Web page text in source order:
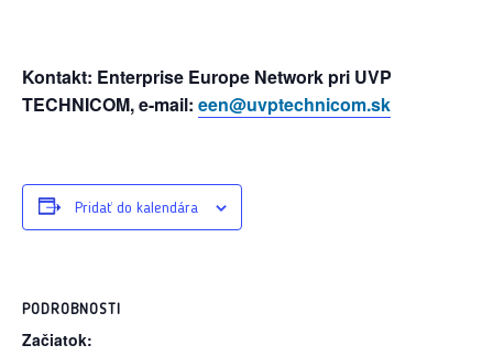
Kontakt: Enterprise Europe Network pri UVP
TECHNICOM, e-mail: een@uvptechnicom.sk
Pridať do kalendára
PODROBNOSTI
Začiatok: